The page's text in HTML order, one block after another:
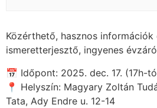
Közérthető, hasznos információk
ismeretterjesztő, ingyenes
📅 Időpont: 2025. dec. 17. (17h-
📍 Helyszín: Magyary Zoltán
Tata, Ady Endre u. 12-14